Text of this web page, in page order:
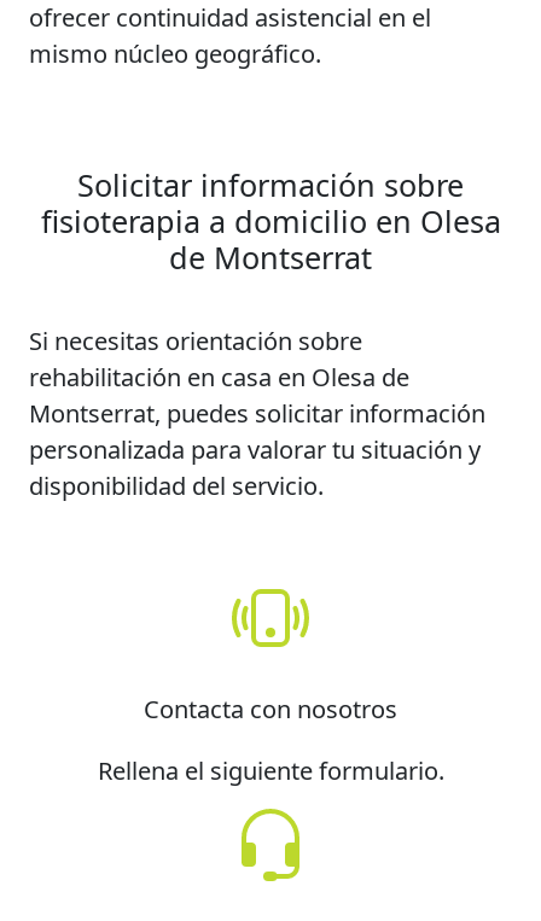
ofrecer continuidad asistencial en el
mismo núcleo geográfico.
Solicitar información sobre
fisioterapia a domicilio en Olesa
de Montserrat
Si necesitas orientación sobre
rehabilitación en casa en Olesa de
Montserrat, puedes solicitar información
personalizada para valorar tu situación y
disponibilidad del servicio.
Contacta con nosotros
Rellena el siguiente formulario.